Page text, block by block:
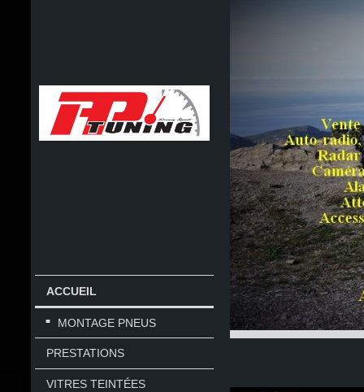
ACCUEIL
MONTAGE PNEUS
PRESTATIONS
VITRES TEINTÉES